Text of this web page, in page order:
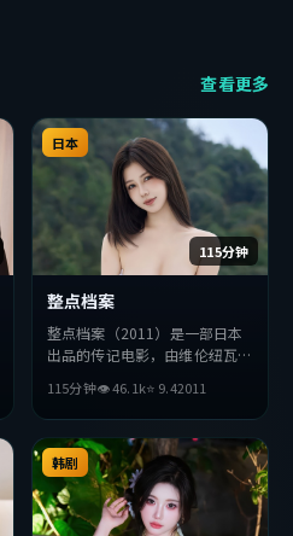
查看更多
115分钟
日本
整点档案
整点档案（2011）是一部日本
出品的传记电影，由维伦纽瓦执
演。影片在叙事与视听上力求突
破，探讨人性与抉择，节奏张弛
有度，适合喜欢该类型的观众完
整观看。
115分钟👁46.1k⭐ 9.42011
韩剧